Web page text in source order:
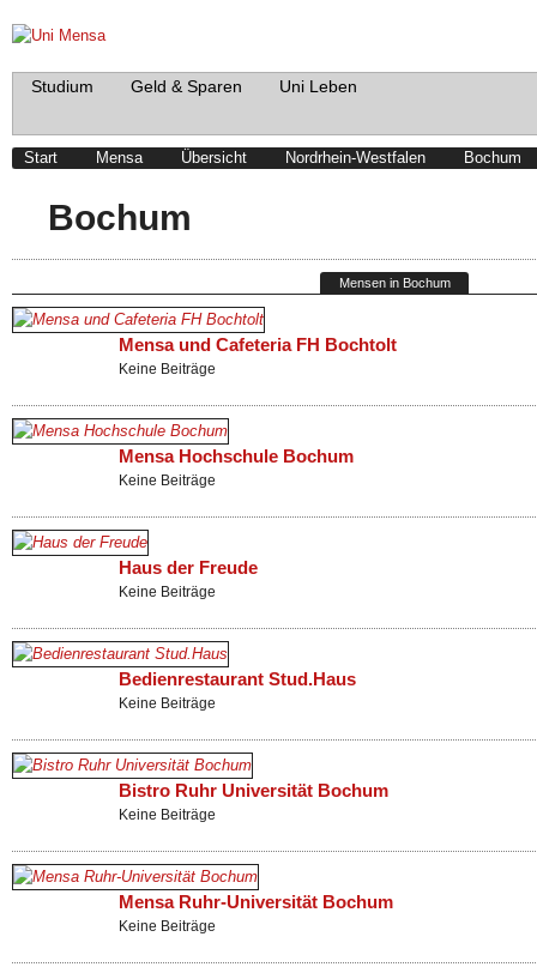
Studium Geld & Sparen Uni Leben
Start Mensa Übersicht Nordrhein-Westfalen Bochum
Bochum
Mensen in Bochum
Mensa und Cafeteria FH Bochtolt
Keine Beiträge
Mensa Hochschule Bochum
Keine Beiträge
Haus der Freude
Keine Beiträge
Bedienrestaurant Stud.Haus
Keine Beiträge
Bistro Ruhr Universität Bochum
Keine Beiträge
Mensa Ruhr-Universität Bochum
Keine Beiträge